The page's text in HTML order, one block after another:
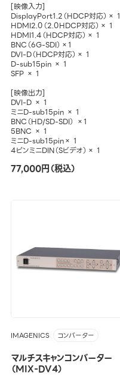
[映像入力]
DisplayPort1.2（HDCP対応）× 1
HDMI2.0（2.0HDCP対応）× 1
HDMI1.4（HDCP対応）× 1
BNC（6G-SDI）×1
DVI-D（HDCP対応）× 1
D-sub15pin × 1
SFP × 1
[映像出力]
DVI-D × 1
ミニD-sub15pin × 1
BNC（HD/SD-SDI） ×1
5BNC × 1
ミニD-sub15pin× 1
4ピンミニDIN（Sビデオ）× 1
77,000円（税込）
IMAGENICS コンバーター
マルチスキャンコンバーター
（MIX-DV4）